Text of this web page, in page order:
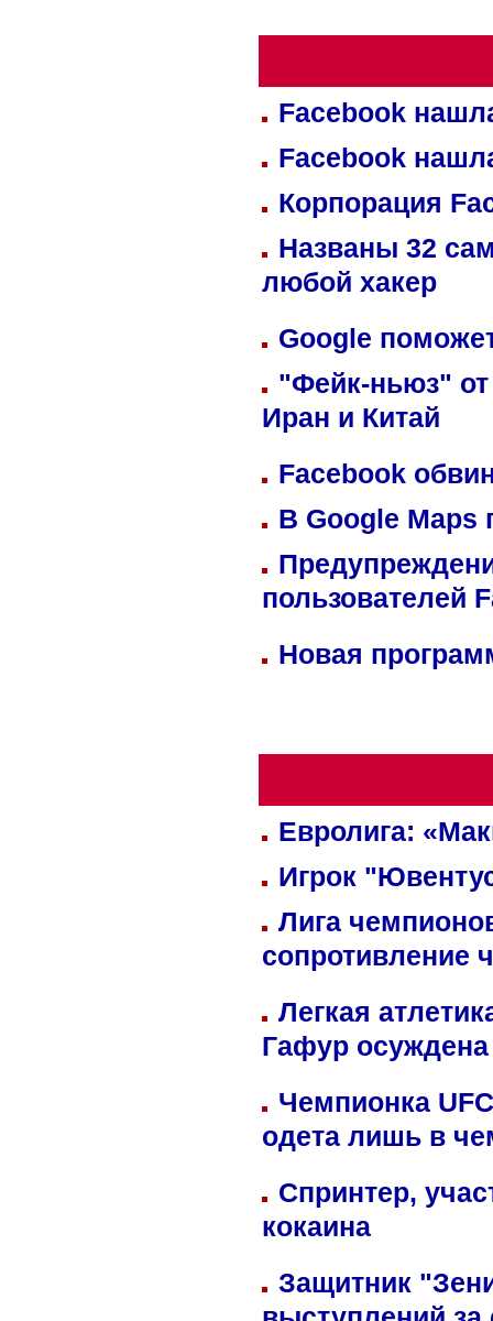
Facebook
Facebook
Корпорация
Названы 32
любой хакер
Google
"Фейк-ньюз" от
Иран и Китай
Facebook
В Google Maps
пользователей
Новая
Евролига:
Игрок
Лига
сопротивление
Легкая
Гафур осуждена
Чемпионка
одета лишь в
Спринтер,
кокаина
Защитник